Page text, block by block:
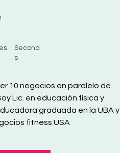
Second
s
10 negocios en paralelo de
Lic. en educación física y
graduada en la UBA y
fitness USA